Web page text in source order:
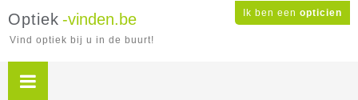
Ik ben een opticien
Optiek -vinden.be
Vind optiek bij u in de buurt!